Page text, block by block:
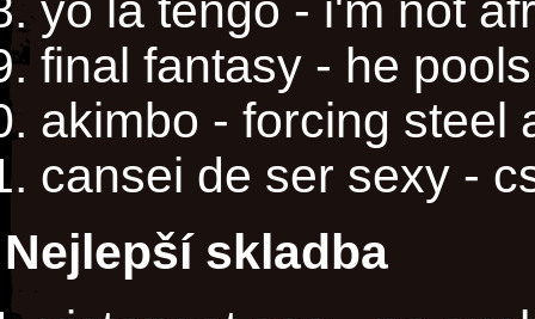
final fantasy - he
akimbo - forcing steel
cansei de ser sexy -
Nejlepší skladba